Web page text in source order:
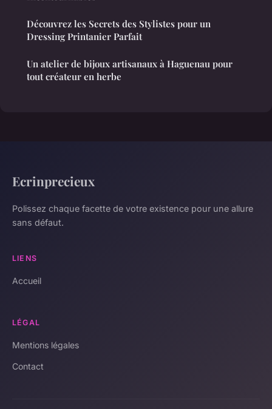
Découvrez les Secrets des Stylistes pour un
Dressing Printanier Parfait
Un atelier de bijoux artisanaux à Haguenau pour
tout créateur en herbe
Ecrinprecieux
Polissez chaque facette de votre existence pour une allure
sans défaut.
LIENS
Accueil
LÉGAL
Mentions légales
Contact